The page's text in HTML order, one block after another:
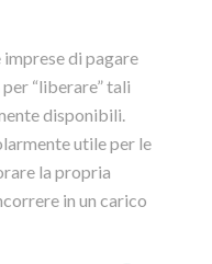
imprese di pagare
“liberare” tali
disponibili.
utile per le
la propria
in un carico